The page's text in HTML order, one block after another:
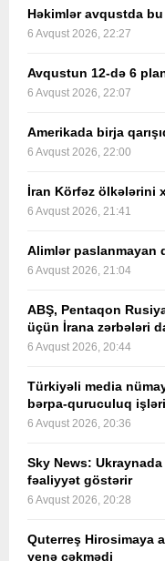
Həkimlər avqustda
6 Avqust 2026, 22:27
Avqustun 12-də 6
6 Avqust 2026, 22:07
Amerikada birja
6 Avqust 2026, 22:00
İran Körfəz ölkələrini
6 Avqust 2026, 21:41
Alimlər paslanmayan
6 Avqust 2026, 21:04
ABŞ, Pentaqon
üçün İrana zərbələri
6 Avqust 2026, 20:44
Türkiyəli media
bərpa-quruculuq
6 Avqust 2026, 20:36
Sky News: Ukraynada
fəaliyyət göstərir
6 Avqust 2026, 20:28
Quterreş Hirosimaya
yenə çəkmədi